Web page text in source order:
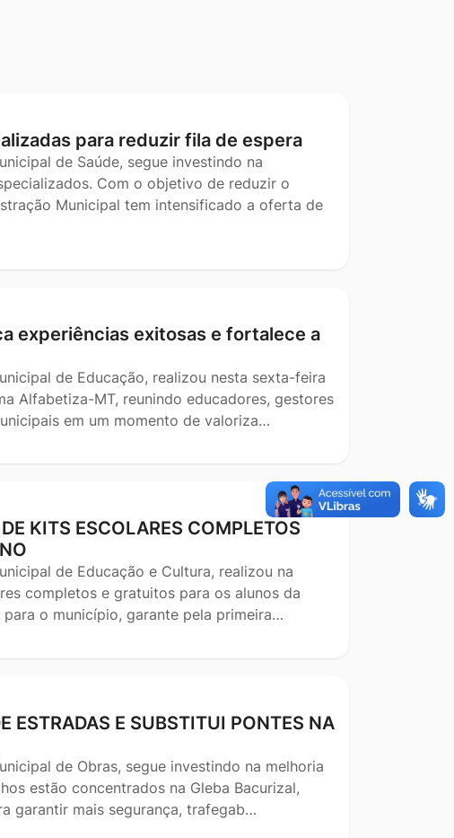
para reduzir fila de espera
de Saúde, segue investindo na
Com o objetivo de reduzir o
Municipal tem intensificado a oferta de
experiências exitosas e fortalece a
de Educação, realizou nesta sexta-feira
Alfabetiza-MT, reunindo educadores, gestores
em um momento de valoriza…
KITS ESCOLARES COMPLETOS
de Educação e Cultura, realizou na
completos e gratuitos para os alunos da
o município, garante pela primeira…
ESTRADAS E SUBSTITUI PONTES NA
de Obras, segue investindo na melhoria
estão concentrados na Gleba Bacurizal,
garantir mais segurança, trafegab…